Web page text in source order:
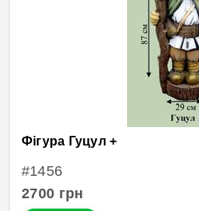
Фігура Гуцул +
#1456
2700 грн